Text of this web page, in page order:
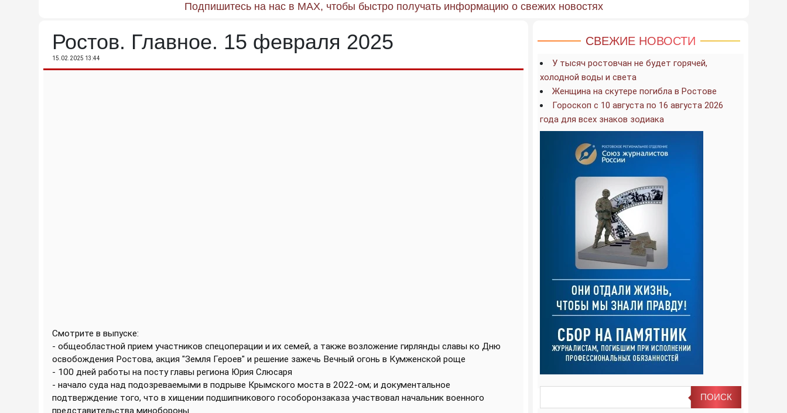
Подпишитесь на нас в MAX, чтобы быстро получать информацию о свежих новостях
Ростов. Главное. 15 февраля 2025
15.02.2025 13:44
Смотрите в выпуске:
- общеобластной прием участников спецоперации и их семей, а также возложение гирлянды славы ко Дню
освобождения Ростова, акция "Земля Героев" и решение зажечь Вечный огонь в Кумженской роще
- 100 дней работы на посту главы региона Юрия Слюсаря
- начало суда над подозреваемыми в подрыве Крымского моста в 2022-ом; и документальное
подтверждение того, что в хищении подшипникового гособоронзаказа участвовал начальник военного
представительства минобороны
СВЕЖИЕ НОВОСТИ
У тысяч ростовчан не будет горячей,
холодной воды и света
Женщина на скутере погибла в Ростове
Гороскоп с 10 августа по 16 августа 2026
года для всех знаков зодиака